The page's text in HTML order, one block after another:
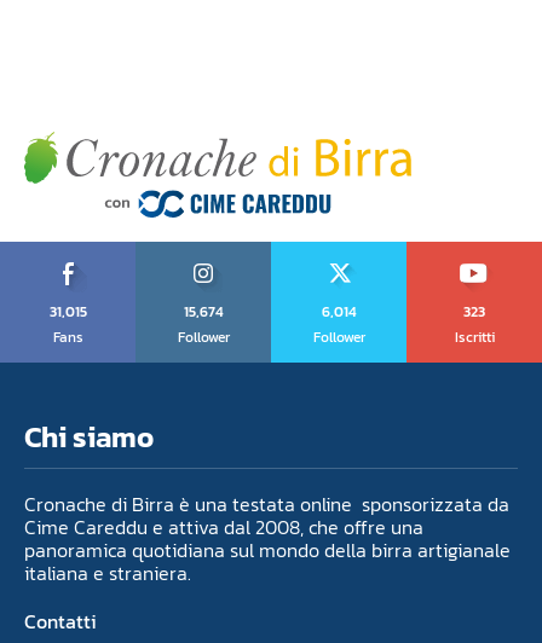
31,015
Fans
15,674
Follower
6,014
Follower
323
Iscritti
Chi siamo
Cronache di Birra è una testata online sponsorizzata da
Cime Careddu e attiva dal 2008, che offre una
panoramica quotidiana sul mondo della birra artigianale
italiana e straniera.
Contatti